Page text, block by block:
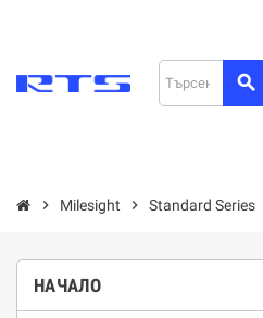
search
chevron_right Milesight chevron_right Standard Series
НАЧАЛО